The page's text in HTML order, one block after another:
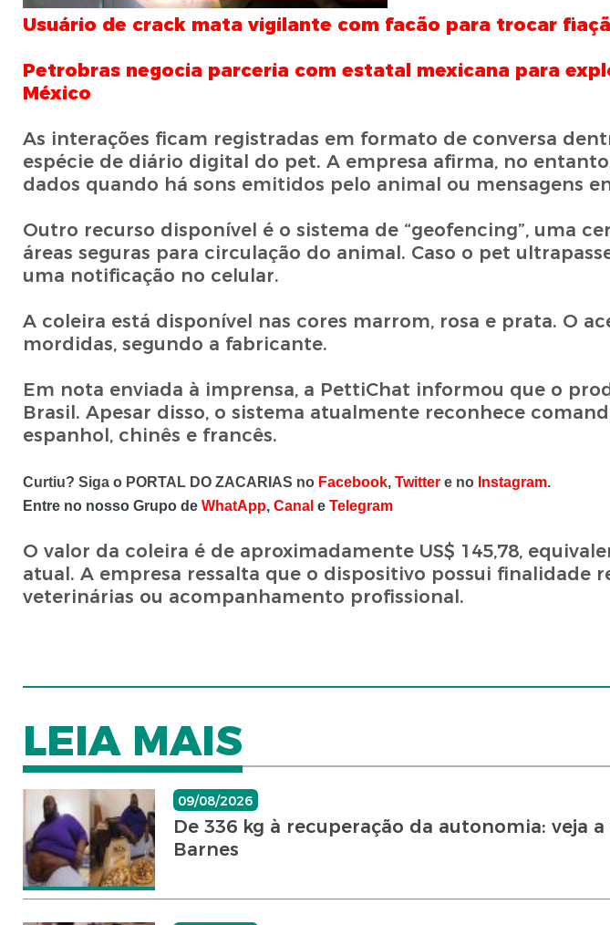
Usuário de crack mata vigilante com facão para trocar
Petrobras negocia parceria com estatal mexicana para
México
As interações ficam registradas em formato de conversa
espécie de diário digital do pet. A empresa afirma, no
dados quando há sons emitidos pelo animal ou mensagens
Outro recurso disponível é o sistema de “geofencing”, uma
áreas seguras para circulação do animal. Caso o pet
uma notificação no celular.
A coleira está disponível nas cores marrom, rosa e prata. O
mordidas, segundo a fabricante.
Em nota enviada à imprensa, a PettiChat informou que o
Brasil. Apesar disso, o sistema atualmente reconhece
espanhol, chinês e francês.
Curtiu? Siga o PORTAL DO ZACARIAS no Facebook, Twittere no Instagram.
Entre no nosso Grupo de WhatApp, Canal e Telegram
O valor da coleira é de aproximadamente US$ 145,78,
atual. A empresa ressalta que o dispositivo possui finalidade
veterinárias ou acompanhamento profissional.
LEIA MAIS
09/08/2026
De 336 kg à recuperação da autonomia: veja
Barnes